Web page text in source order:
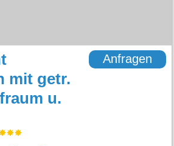
mit getr.
u.
Anfragen